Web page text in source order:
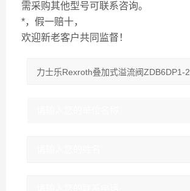
需采购其他型号可联系咨询。
*，假一赔十，
欢迎新老客户共同监督！